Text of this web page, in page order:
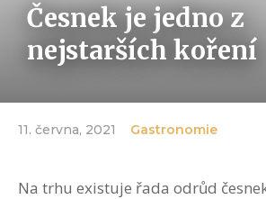
Česnek je jedno z
nejstarších koření
11. června, 2021 Gastronomie
Na trhu existuje řada odrůd